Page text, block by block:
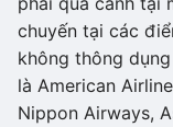
chuyến tại các
không thông
là American
Nippon Airways,